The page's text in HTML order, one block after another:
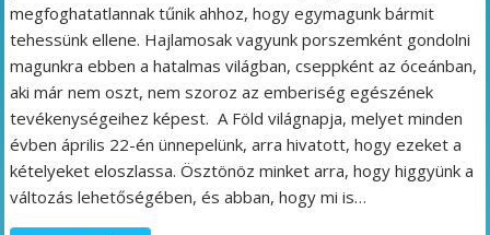
megfoghatatlannak tűnik ahhoz, hogy egymagunk bármit
tehessünk ellene. Hajlamosak vagyunk porszemként gondolni
magunkra ebben a hatalmas világban, cseppként az óceánban,
aki már nem oszt, nem szoroz az emberiség egészének
tevékenységeihez képest. A Föld világnapja, melyet minden
évben április 22-én ünnepelünk, arra hivatott, hogy ezeket a
kételyeket eloszlassa. Ösztönöz minket arra, hogy higgyünk a
változás lehetőségében, és abban, hogy mi is…